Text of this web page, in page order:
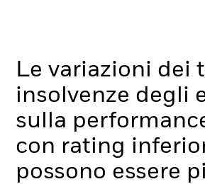
Le variazioni dei
insolvenze degli
sulla
con rating
possono essere